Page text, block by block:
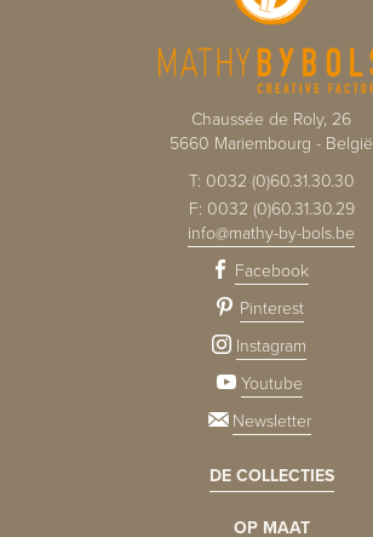
Chaussée de Roly, 26
5660 Mariembourg - België
T: 0032 (0)60.31.30.30
F: 0032 (0)60.31.30.29
info@mathy-by-bols.be
Facebook
Pinterest
Instagram
Youtube
Newsletter
DE COLLECTIES
OP MAAT